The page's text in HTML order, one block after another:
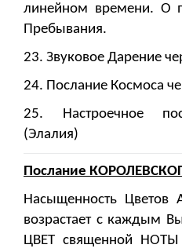
линейном времени. О
Пребывания.
23. Звуковое Дарение
24. Послание Космоса
25. Настроечное
(Элалия)
Послание
Насыщенность
возрастает с каждым
ЦВЕТ священной